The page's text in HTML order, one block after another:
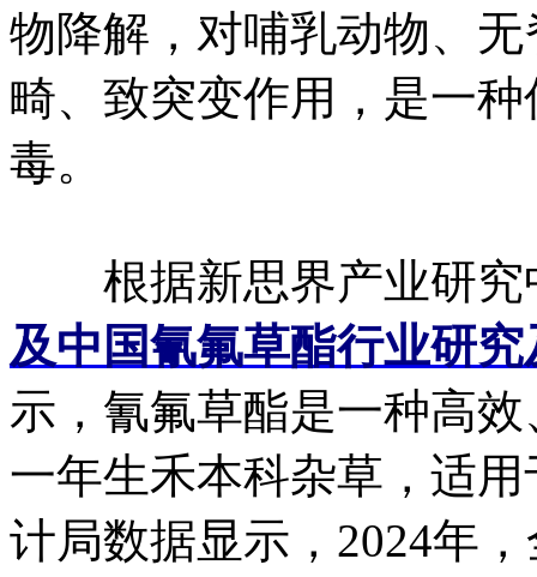
物降解，对哺乳动物、
畸、致突变作用，是一
毒。
根据新思界产业研究
及中国氰氟草酯行业研
示，氰氟草酯是一种高
一年生禾本科杂草，适
计局数据显示，2024年